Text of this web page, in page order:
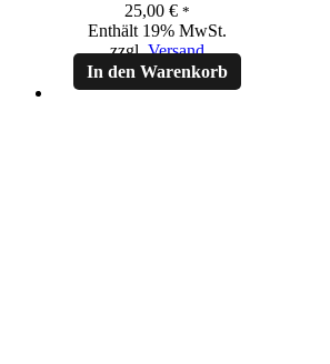
25,00 € *
Enthält 19% MwSt.
zzgl.Versand
In den Warenkorb